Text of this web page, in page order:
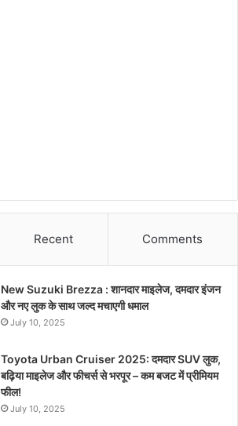
Recent Comments
New Suzuki Brezza : शानदार माइलेज, दमदार इंजन
और नए लुक के साथ जल्द मचाएगी धमाल
July 10, 2025
Toyota Urban Cruiser 2025: दमदार SUV लुक,
बढ़िया माइलेज और फीचर्स से भरपूर – कम बजट में प्रीमियम
फील!
July 10, 2025